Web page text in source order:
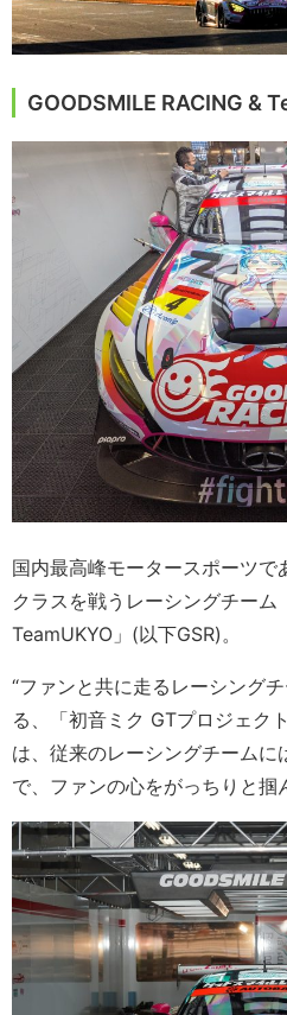
GOODSMILE RACING &
国内最高峰モータースポーツで
クラスを戦うレーシングチーム
TeamUKYO」(以下GSR)。
“ファンと共に走るレーシング
る、「初音ミク GTプロジェク
は、従来のレーシングチームに
で、ファンの心をがっちりと掴